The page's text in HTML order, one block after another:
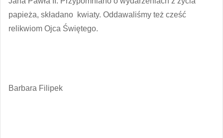
papieża, składano kwiaty. Oddawaliśmy też cześć
relikwiom Ojca Świętego.
Barbara Filipek